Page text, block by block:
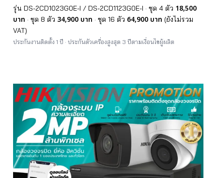
รุ่น DS-2CD1023G0E-I / DS-2CD1123G0E-I · ชุด 4 ตัว 18,500
บาท · ชุด 8 ตัว 34,900 บาท · ชุด 16 ตัว 64,900 บาท (ยังไม่รวม
VAT)
ประกันงานติดตั้ง 1 ปี · ประกันตัวเครื่องสูงสุด 3 ปีตามเงื่อนไขผู้ผลิต